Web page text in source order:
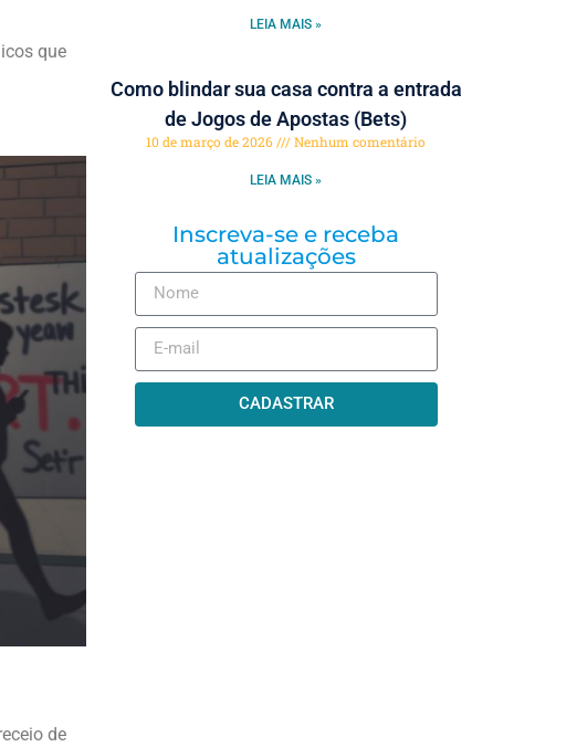
que
de
LEIA MAIS »
Como blindar sua casa contra a entrada
de Jogos de Apostas (Bets)
10 de março de 2026 Nenhum comentário
LEIA MAIS »
Inscreva-se e receba
atualizações
CADASTRAR